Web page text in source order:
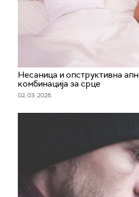
Несаница и опструктивна
комбинација за срце
02. 03. 2026.